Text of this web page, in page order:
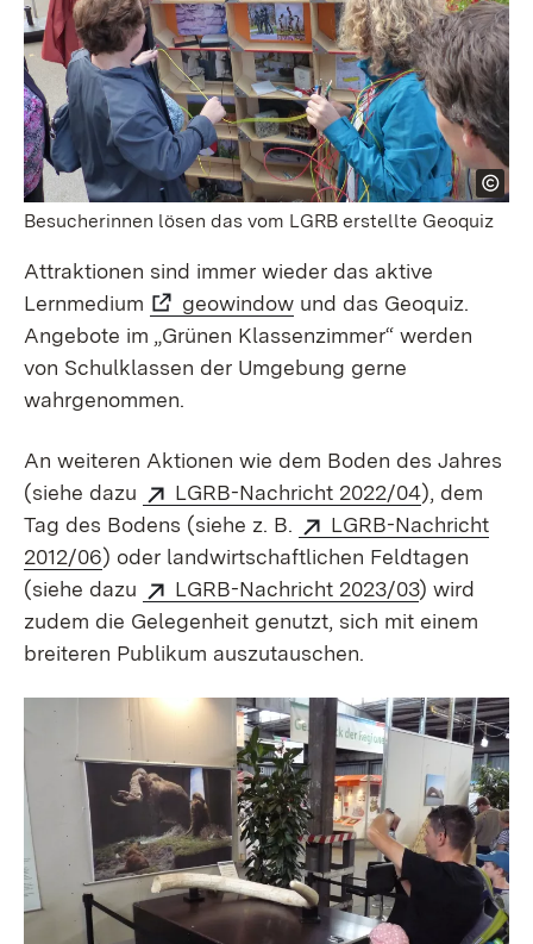
Besucherinnen lösen das vom LGRB erstellte Geoquiz
Attraktionen sind immer wieder das aktive
Lernmedium
geowindow und das Geoquiz.
Angebote im „Grünen Klassenzimmer“ werden
von Schulklassen der Umgebung gerne
wahrgenommen.
An weiteren Aktionen wie dem Boden des Jahres
(siehe dazu
LGRB-Nachricht 2022/04), dem
Tag des Bodens (siehe z. B.
LGRB-Nachricht
2012/06) oder land­wirtschaft­lichen Feldtagen
(siehe dazu
LGRB-Nachricht 2023/03) wird
zudem die Gelegenheit genutzt, sich mit einem
breiteren Publikum auszutauschen.